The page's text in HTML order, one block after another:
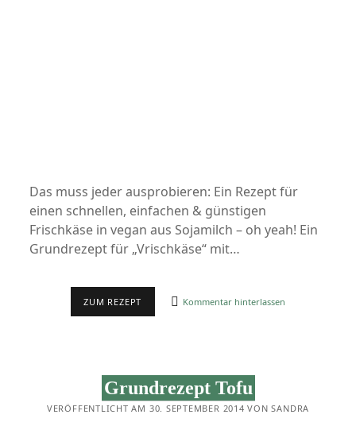
Das muss jeder ausprobieren: Ein Rezept für
einen schnellen, einfachen & günstigen
Frischkäse in vegan aus Sojamilch – oh yeah! Ein
Grundrezept für „Vrischkäse“ mit…
ZUM REZEPT REZEPT:
&
GÜNSTIG
(JAA,
DAS
Kommentar hinterlassen
Grundrezept Tofu
VERÖFFENTLICHT AM 30. SEPTEMBER 2014 VON SANDRA